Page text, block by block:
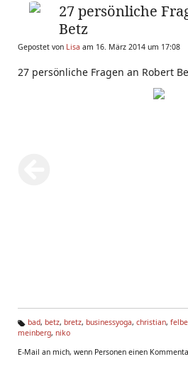
27 persönliche
Betz
Gepostet von Lisa am 16. März 2014 um 17:08
27 persönliche Fragen an Robert
Ta
s:
bad, betz, bretz, businessyoga, christian,
meinberg, niko
E-Mail an mich, wenn Personen einen